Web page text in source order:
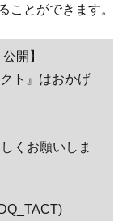
ことができます。
開】
ト』はおかげ
くお願いしま